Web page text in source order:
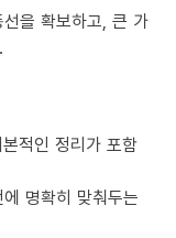
을 확보하고, 큰 가
적인 정리가 포함
명확히 맞춰두는